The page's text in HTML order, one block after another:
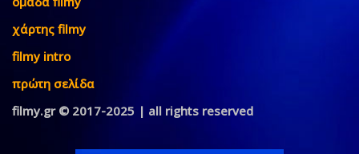
χάρτης filmy
filmy intro
πρώτη σελίδα
filmy.gr © 2017-2025 | all rights reserved